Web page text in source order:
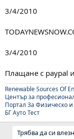
3/4/2010
3/4/2010
Плащане с paypal
Renewable Sources Of
Център за
Портал За Физическо
БГ Ауто Тест
Трябва да си